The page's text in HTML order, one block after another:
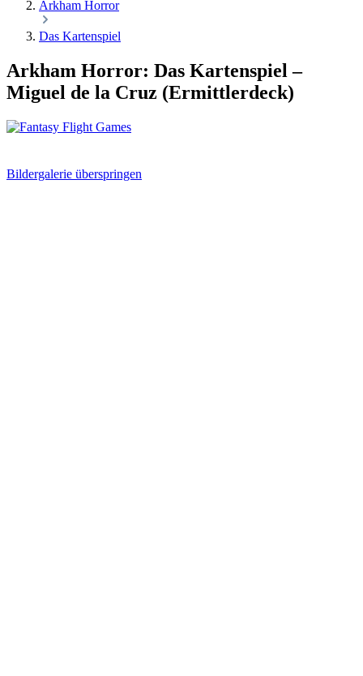
Arkham Horror
Das Kartenspiel
Arkham Horror: Das Kartenspiel –
Miguel de la Cruz (Ermittlerdeck)
Bildergalerie überspringen